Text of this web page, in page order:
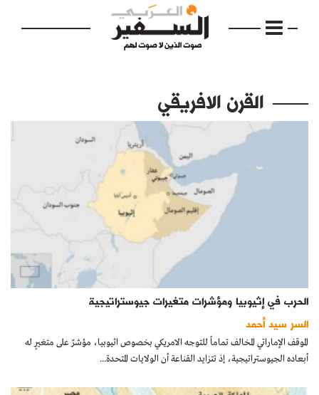
بالصورة
كتّابنا
الأرشيف
القرن الافريقي
الحرب في إثيوبيا ومؤشرات متغيرات جيوستراتيجية
السر سيد أحمد
الموقف الإماراتي المخالف تماماً للتوجه الامريكي بخصوص اثيوبيا، مؤشرٌ على متغيرٍ له
أبعاده الجيوستراتيجية، إذ تتزايد القناعة أن الولايات المتحدة...